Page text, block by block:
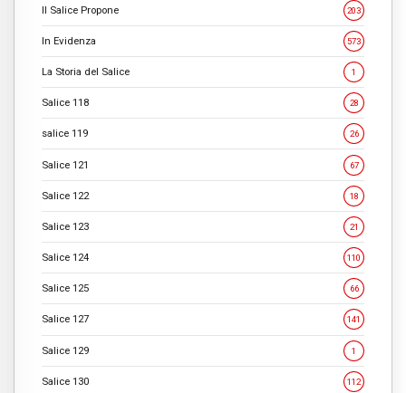
Il Salice Propone 203
In Evidenza 573
La Storia del Salice 1
Salice 118 28
salice 119 26
Salice 121 67
Salice 122 18
Salice 123 21
Salice 124 110
Salice 125 66
Salice 127 141
Salice 129 1
Salice 130 112